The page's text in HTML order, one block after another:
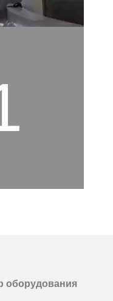
оборудования